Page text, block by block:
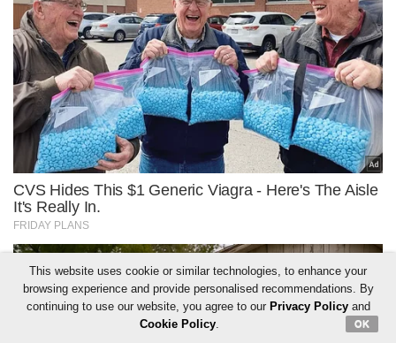
This website uses cookie or similar technologies, to enhance your
browsing experience and provide personalised recommendations. By
continuing to use our website, you agree to our Privacy Policyand
Cookie Policy. OK